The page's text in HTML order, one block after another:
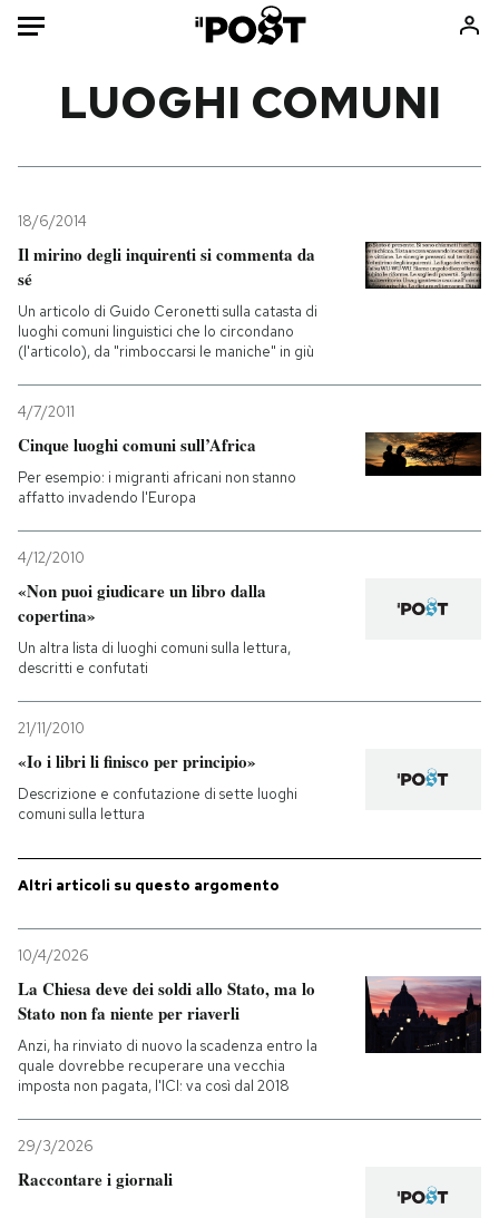
Mondo
Politica
Internet
Scienza
Economia
Sport
Consumismi
Ok Boomer!
Media
Mondiali calcio 2026
NEWSLETTER
SHOP
Entra
LUOGHI COMUNI
18/6/2014
Il mirino degli inquirenti si commenta da
sé
Un articolo di Guido Ceronetti sulla catasta di
luoghi comuni linguistici che lo circondano
(l'articolo), da "rimboccarsi le maniche" in giù
4/7/2011
Cinque luoghi comuni sull’Africa
Per esempio: i migranti africani non stanno
affatto invadendo l'Europa
4/12/2010
«Non puoi giudicare un libro dalla
copertina»
Un altra lista di luoghi comuni sulla lettura,
descritti e confutati
21/11/2010
«Io i libri li finisco per principio»
Descrizione e confutazione di sette luoghi
comuni sulla lettura
Altri articoli su questo argomento
10/4/2026
La Chiesa deve dei soldi allo Stato, ma lo
Stato non fa niente per riaverli
Anzi, ha rinviato di nuovo la scadenza entro la
quale dovrebbe recuperare una vecchia
imposta non pagata, l'ICI: va così dal 2018
29/3/2026
Raccontare i giornali